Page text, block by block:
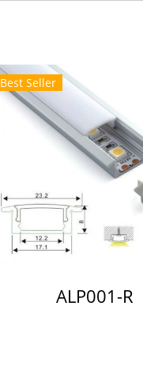
Best Seller
ALP001-R